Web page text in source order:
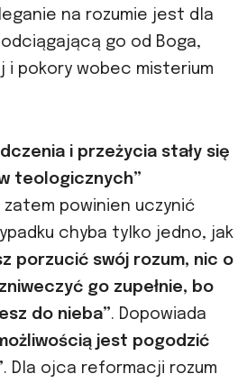
na rozumie jest dla
odciągającą go od Boga,
i pokory wobec misterium
i przeżycia stały się
teologicznych”
powinien uczynić
chyba tylko jedno, jak
porzucić swój rozum, nic o
go zupełnie, bo
do nieba”. Dopowiada
jest pogodzić
. Dla ojca reformacji rozum